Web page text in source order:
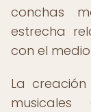
conchas
estrecha
con el
La